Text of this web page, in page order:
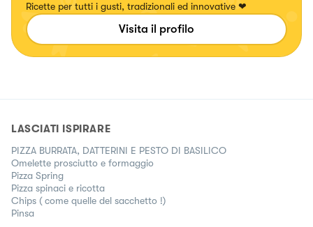
Ricette per tutti i gusti, tradizionali ed innovative ❤
Visita il profilo
LASCIATI ISPIRARE
PIZZA BURRATA, DATTERINI E PESTO DI BASILICO
Omelette prosciutto e formaggio
Pizza Spring
Pizza spinaci e ricotta
Chips ( come quelle del sacchetto !)
Pinsa